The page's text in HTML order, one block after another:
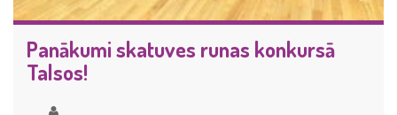
Panākumi skatuves runas konkursā
Talsos!